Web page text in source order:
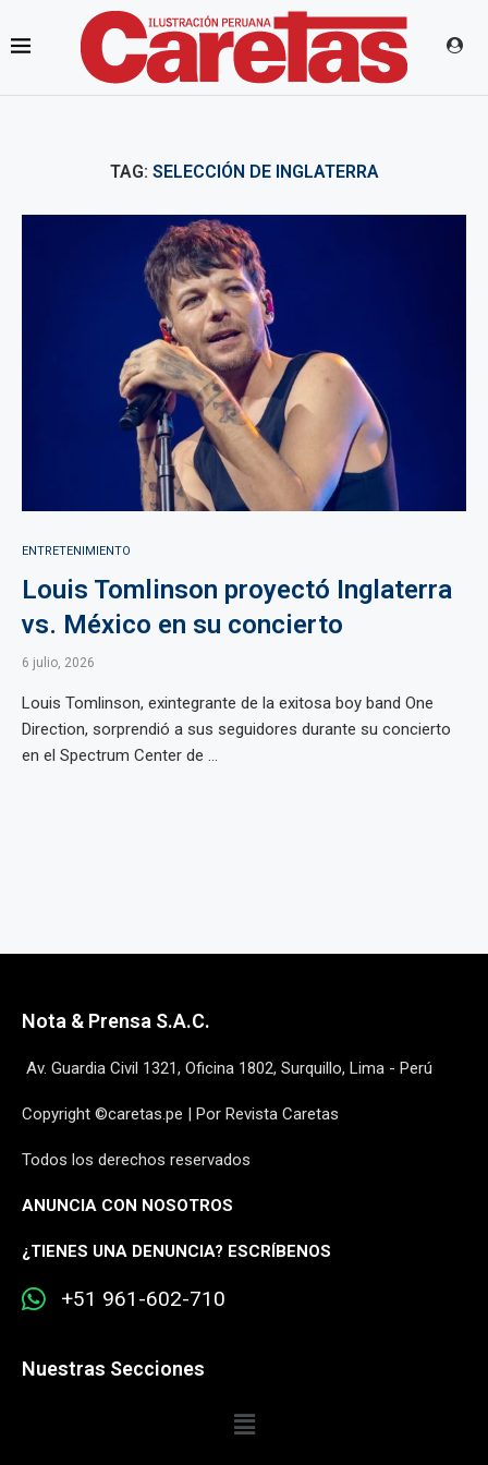
TAG: SELECCIÓN DE INGLATERRA
ENTRETENIMIENTO
Louis Tomlinson proyectó Inglaterra
vs. México en su concierto
6 julio, 2026
Louis Tomlinson, exintegrante de la exitosa boy band One
Direction, sorprendió a sus seguidores durante su concierto
en el Spectrum Center de ...
Nota & Prensa S.A.C.
Av. Guardia Civil 1321, Oficina 1802, Surquillo, Lima - Perú
Copyright ©caretas.pe | Por Revista Caretas
Todos los derechos reservados
ANUNCIA CON NOSOTROS
¿TIENES UNA DENUNCIA? ESCRÍBENOS
+51 961-602-710
Nuestras Secciones